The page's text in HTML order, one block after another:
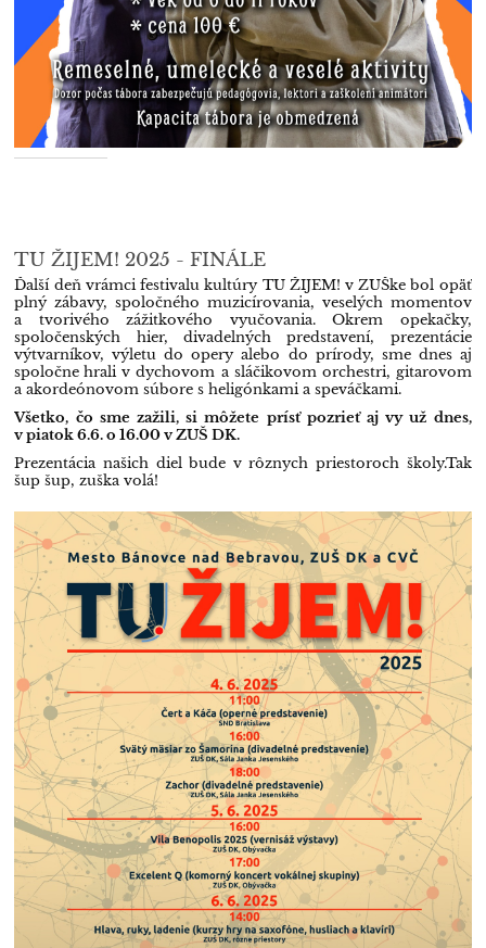
TU ŽIJEM! 2025 - FINÁLE
Ďalší deň vrámci festivalu kultúry TU ŽIJEM! v ZUŠke bol opäť
plný zábavy, spoločného muzicírovania, veselých momentov
a tvorivého zážitkového vyučovania. Okrem opekačky,
spoločenských hier, divadelných predstavení, prezentácie
výtvarníkov, výletu do opery alebo do prírody, sme dnes aj
spoločne hrali v dychovom a sláčikovom orchestri, gitarovom
a akordeónovom súbore s heligónkami a speváčkami.
Všetko, čo sme zažili, si môžete prísť pozrieť aj vy už dnes,
v piatok 6.6. o 16.00 v ZUŠ DK.
Prezentácia našich diel bude v rôznych priestoroch školy.Tak
šup šup, zuška volá!